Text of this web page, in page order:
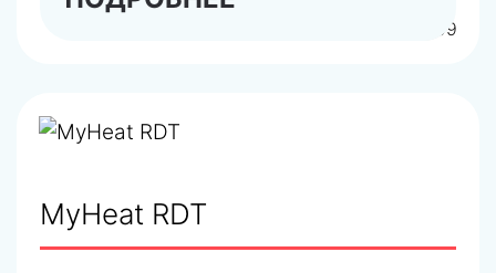
арт.6309
MyHeat RDT